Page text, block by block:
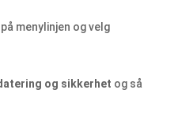
menylinjen og velg
og sikkerhet og så